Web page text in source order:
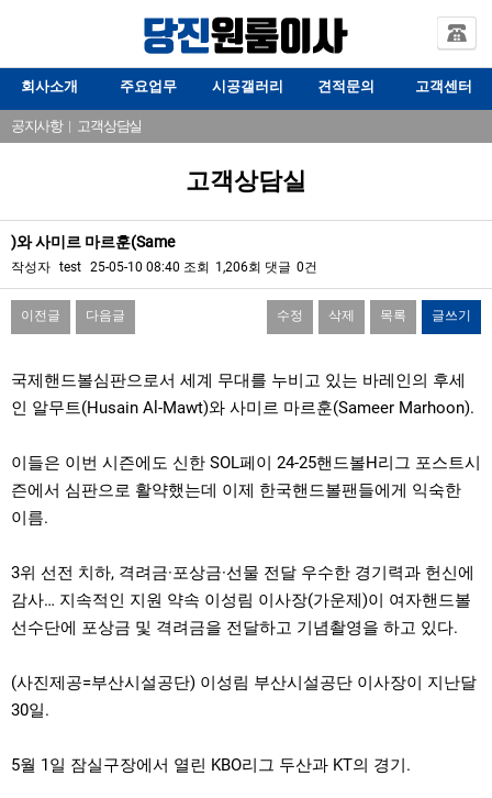
회사소개 주요업무 시공갤러리 견적문의 고객센터
공지사항| 고객상담실
고객상담실
)와 사미르 마르훈(Same
작성자 test 25-05-10 08:40 조회 1,206회 댓글 0건
이전글 다음글 수정 삭제 목록 글쓰기
국제핸드볼심판으로서 세계 무대를 누비고 있는 바레인의 후세
인 알무트(Husain Al-Mawt)와 사미르 마르훈(Sameer Marhoon).
이들은 이번 시즌에도 신한 SOL페이 24-25핸드볼H리그 포스트시
즌에서 심판으로 활약했는데 이제 한국핸드볼팬들에게 익숙한
이름.
3위 선전 치하, 격려금·포상금·선물 전달 우수한 경기력과 헌신에
감사… 지속적인 지원 약속 이성림 이사장(가운제)이 여자핸드볼
선수단에 포상금 및 격려금을 전달하고 기념촬영을 하고 있다.
(사진제공=부산시설공단) 이성림 부산시설공단 이사장이 지난달
30일.
5월 1일 잠실구장에서 열린 KBO리그 두산과 KT의 경기.